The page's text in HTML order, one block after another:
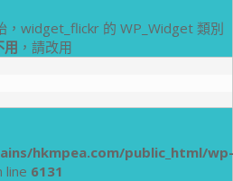
，widget_flickr 的 WP_Widget 類別
用 ，請改用
hkmpea.com/public_html/wp-
line 6131